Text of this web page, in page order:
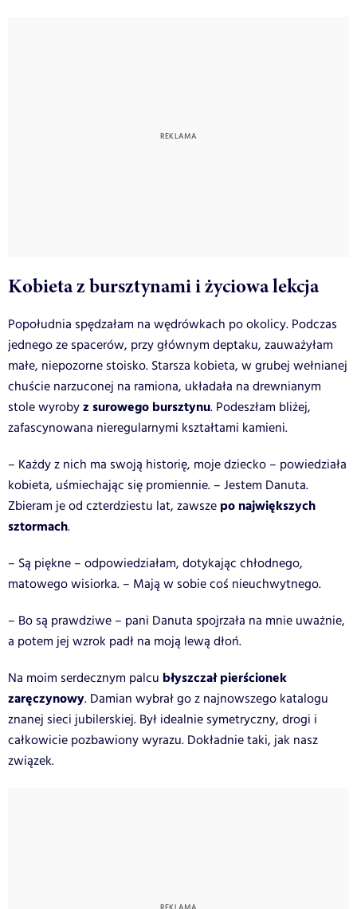
Kobieta z bursztynami i życiowa lekcja
Popołudnia spędzałam na wędrówkach po okolicy. Podczas
jednego ze spacerów, przy głównym deptaku, zauważyłam
małe, niepozorne stoisko. Starsza kobieta, w grubej wełnianej
chuście narzuconej na ramiona, układała na drewnianym
stole wyrobyz surowego bursztynu. Podeszłam bliżej,
zafascynowana nieregularnymi kształtami kamieni.
– Każdy z nich ma swoją historię, moje dziecko – powiedziała
kobieta, uśmiechając się promiennie. – Jestem Danuta.
Zbieram je od czterdziestu lat, zawsze po największych
sztormach.
– Są piękne – odpowiedziałam, dotykając chłodnego,
matowego wisiorka. – Mają w sobie coś nieuchwytnego.
– Bo są prawdziwe – pani Danuta spojrzała na mnie uważnie,
a potem jej wzrok padł na moją lewą dłoń.
Na moim serdecznym palcu błyszczał pierścionek
zaręczynowy. Damian wybrał go z najnowszego katalogu
znanej sieci jubilerskiej. Był idealnie symetryczny, drogi i
całkowicie pozbawiony wyrazu. Dokładnie taki, jak nasz
związek.